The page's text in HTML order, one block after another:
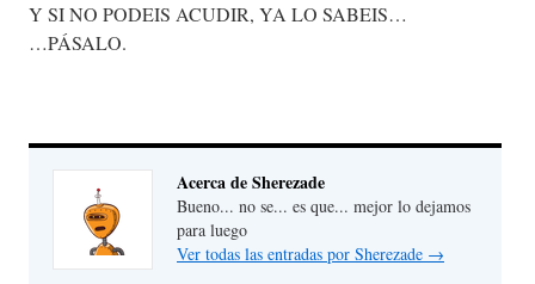
Y SI NO PODEIS ACUDIR, YA LO SABEIS…
…PÁSALO.
Acerca de Sherezade
Bueno... no se... es que... mejor lo dejamos
para luego
Ver todas las entradas por Sherezade →